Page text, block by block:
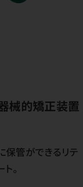
械的矯正装置
保管ができるリテ
。